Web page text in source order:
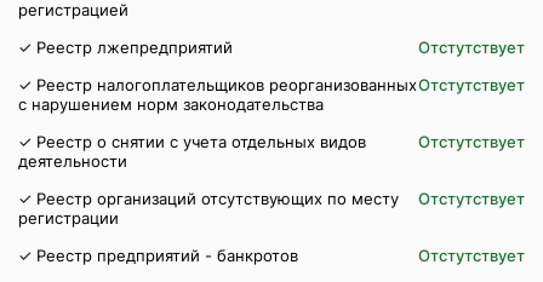
регистрацией
✓ Реестр лжепредприятий
Отстутствует
✓ Реестр налогоплательщиков реорганизованных
с нарушением норм законодательства
Отстутствует
✓ Реестр о снятии с учета отдельных видов
деятельности
Отстутствует
✓ Реестр организаций отсутствующих по месту
регистрации
Отстутствует
✓ Реестр предприятий - банкротов
Отстутствует